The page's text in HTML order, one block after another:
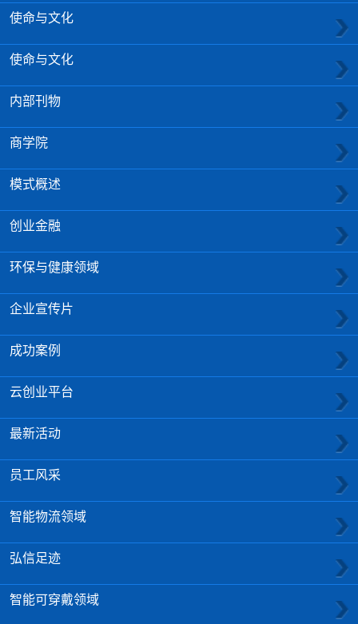
使命与文化
使命与文化
内部刊物
商学院
模式概述
创业金融
环保与健康领域
企业宣传片
成功案例
云创业平台
最新活动
员工风采
智能物流领域
弘信足迹
智能可穿戴领域